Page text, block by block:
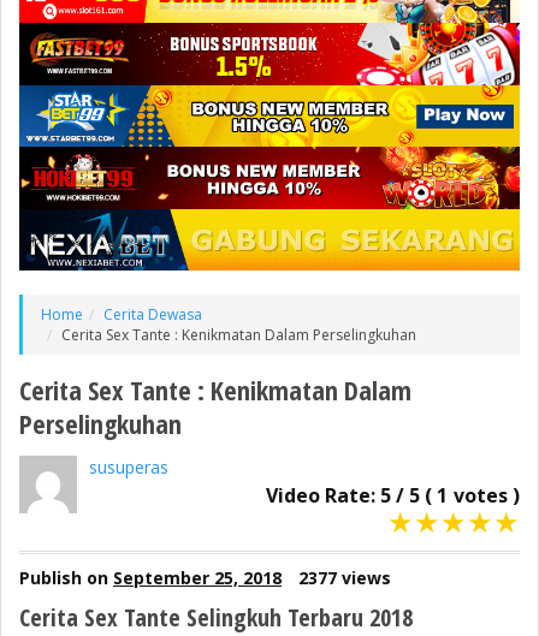
Home
Cerita Dewasa
Cerita Sex Tante : Kenikmatan Dalam Perselingkuhan
Cerita Sex Tante : Kenikmatan Dalam
Perselingkuhan
susuperas
Video Rate: 5/ 5 ( 1 votes )
★★★★★
Publish on September 25, 2018 2377 views
Cerita Sex Tante Selingkuh Terbaru 2018